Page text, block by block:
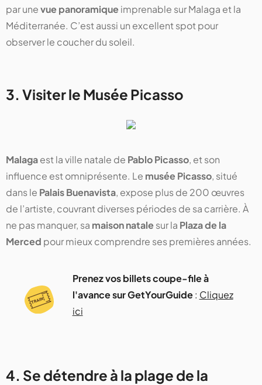
par unevue panoramiqueimprenable sur Malaga et la
Méditerranée. C’est aussi un excellent spot pour
observer le coucher du soleil.
3. Visiter le Musée Picasso
Malagaest la ville natale de Pablo Picasso, et son
influence est omniprésente. Le musée Picasso, situé
dans le Palais Buenavista, expose plus de 200 œuvres
de l’artiste, couvrant diverses périodes de sa carrière. À
ne pas manquer, sa maison natalesur la Plaza de la
Merced pour mieux comprendre ses premières années.
Prenez vos billets coupe-file à
l'avance sur GetYourGuide: Cliquez
ici
4. Se détendre à la plage de la